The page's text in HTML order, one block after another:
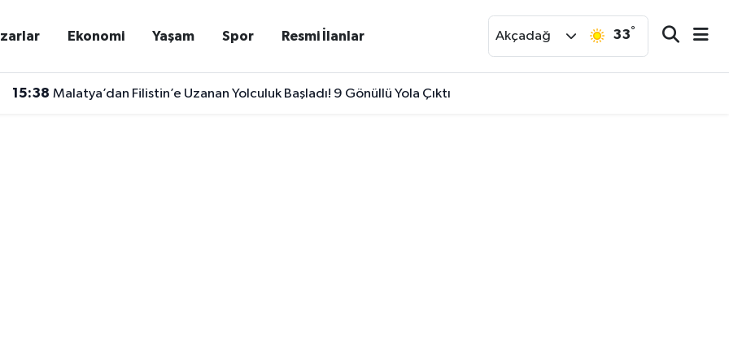
Ekonomi Yaşam Spor Resmi İlanlar Akçadağ 33°
15:38 Malatya’dan Filistin’e Uzanan Yolculuk Başladı! 9 Gönüllü Yola Çıktı